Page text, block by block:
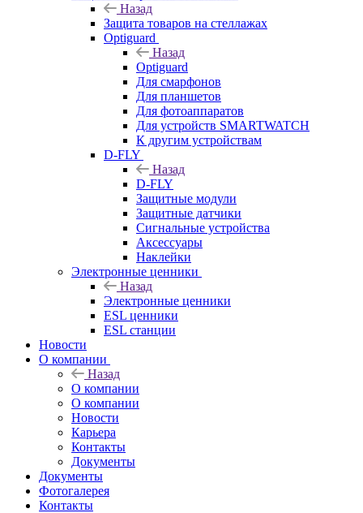
Назад
Защита товаров на стеллажах
Optiguard
Назад
Optiguard
Для смарфонов
Для планшетов
Для фотоаппаратов
Для устройств SMARTWATCH
К другим устройствам
D-FLY
Назад
D-FLY
Защитные модули
Защитные датчики
Сигнальные устройства
Аксессуары
Наклейки
Электронные ценники
Назад
Электронные ценники
ESL ценники
ESL станции
Новости
О компании
Назад
О компании
О компании
Новости
Карьера
Контакты
Документы
Документы
Фотогалерея
Контакты